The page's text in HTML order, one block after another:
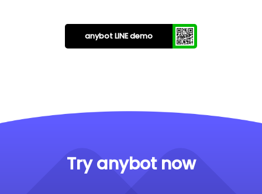
anybot LINE demo
Try anybot now